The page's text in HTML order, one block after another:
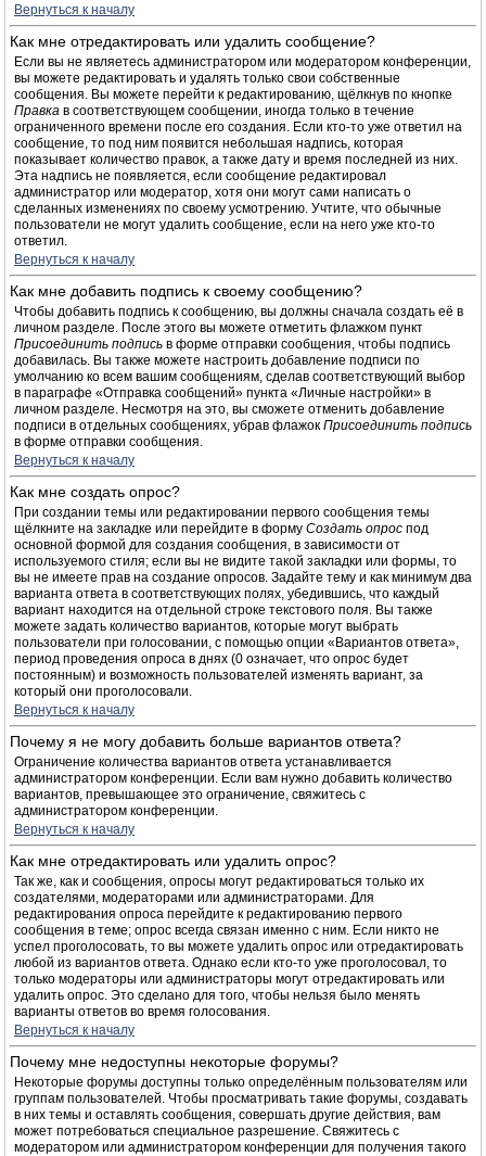
Вернуться к началу
Как мне отредактировать или удалить сообщение?
Если вы не являетесь администратором или модератором конференции,
вы можете редактировать и удалять только свои собственные
сообщения. Вы можете перейти к редактированию, щёлкнув по кнопке
Правка в соответствующем сообщении, иногда только в течение
ограниченного времени после его создания. Если кто-то уже ответил на
сообщение, то под ним появится небольшая надпись, которая
показывает количество правок, а также дату и время последней из них.
Эта надпись не появляется, если сообщение редактировал
администратор или модератор, хотя они могут сами написать о
сделанных изменениях по своему усмотрению. Учтите, что обычные
пользователи не могут удалить сообщение, если на него уже кто-то
ответил.
Вернуться к началу
Как мне добавить подпись к своему сообщению?
Чтобы добавить подпись к сообщению, вы должны сначала создать её в
личном разделе. После этого вы можете отметить флажком пункт
Присоединить подпись в форме отправки сообщения, чтобы подпись
добавилась. Вы также можете настроить добавление подписи по
умолчанию ко всем вашим сообщениям, сделав соответствующий выбор
в параграфе «Отправка сообщений» пункта «Личные настройки» в
личном разделе. Несмотря на это, вы сможете отменить добавление
подписи в отдельных сообщениях, убрав флажок Присоединить подпись
в форме отправки сообщения.
Вернуться к началу
Как мне создать опрос?
При создании темы или редактировании первого сообщения темы
щёлкните на закладке или перейдите в форму Создать опрос под
основной формой для создания сообщения, в зависимости от
используемого стиля; если вы не видите такой закладки или формы, то
вы не имеете прав на создание опросов. Задайте тему и как минимум два
варианта ответа в соответствующих полях, убедившись, что каждый
вариант находится на отдельной строке текстового поля. Вы также
можете задать количество вариантов, которые могут выбрать
пользователи при голосовании, с помощью опции «Вариантов ответа»,
период проведения опроса в днях (0 означает, что опрос будет
постоянным) и возможность пользователей изменять вариант, за
который они проголосовали.
Вернуться к началу
Почему я не могу добавить больше вариантов ответа?
Ограничение количества вариантов ответа устанавливается
администратором конференции. Если вам нужно добавить количество
вариантов, превышающее это ограничение, свяжитесь с
администратором конференции.
Вернуться к началу
Как мне отредактировать или удалить опрос?
Так же, как и сообщения, опросы могут редактироваться только их
создателями, модераторами или администраторами. Для
редактирования опроса перейдите к редактированию первого
сообщения в теме; опрос всегда связан именно с ним. Если никто не
успел проголосовать, то вы можете удалить опрос или отредактировать
любой из вариантов ответа. Однако если кто-то уже проголосовал, то
только модераторы или администраторы могут отредактировать или
удалить опрос. Это сделано для того, чтобы нельзя было менять
варианты ответов во время голосования.
Вернуться к началу
Почему мне недоступны некоторые форумы?
Некоторые форумы доступны только определённым пользователям или
группам пользователей. Чтобы просматривать такие форумы, создавать
в них темы и оставлять сообщения, совершать другие действия, вам
может потребоваться специальное разрешение. Свяжитесь с
модератором или администратором конференции для получения такого